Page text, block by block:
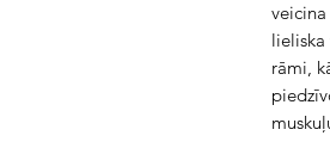
lieliska
rāmi,